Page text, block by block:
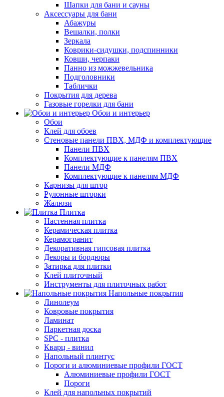
Шапки для бани и сауны
Аксессуары для бани
Абажуры
Вешалки, полки
Зеркала
Коврики-сидушки, подспинники
Ковши, черпаки
Панно из можжевельника
Подголовники
Таблички
Покрытия для дерева
Газовые горелки для бани
Обои и интерьер
Обои
Клей для обоев
Стеновые панели ПВХ, МДФ и комплектующие
Панели ПВХ
Комплектующие к панелям ПВХ
Панели МДФ
Комплектующие к панелям МДФ
Карнизы для штор
Рулонные шторки
Жалюзи
Плитка
Настенная плитка
Керамическая плитка
Керамогранит
Декоративная гипсовая плитка
Декоры и бордюры
Затирка для плитки
Клей плиточный
Инструменты для плиточных работ
Напольные покрытия
Линолеум
Ковровые покрытия
Ламинат
Паркетная доска
SPC - плитка
Кварц - винил
Напольный плинтус
Пороги и алюминиевые профили ГОСТ
Алюминиевые профили ГОСТ
Пороги
Клей для напольных покрытий